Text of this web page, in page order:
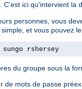
C'est ici qu'intervient la
personnes, vous
et vous pouvez
rshersey
du groupe sous la
de mots de passe